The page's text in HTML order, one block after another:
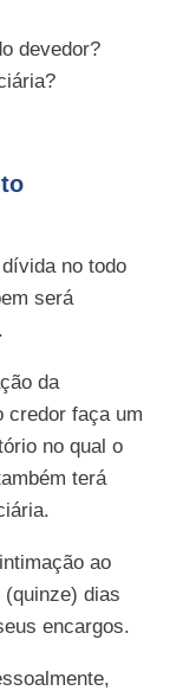
devedor?
no todo
será
da
credor faça um
no qual o
terá
ao
(quinze) dias
encargos.